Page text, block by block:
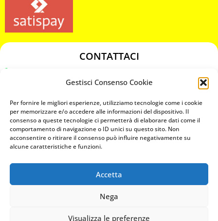
Gestisci Consenso Cookie
Per fornire le migliori esperienze, utilizziamo tecnologie come i cookie
per memorizzare e/o accedere alle informazioni del dispositivo. Il
consenso a queste tecnologie ci permetterà di elaborare dati come il
comportamento di navigazione o ID unici su questo sito. Non
acconsentire o ritirare il consenso può influire negativamente su
alcune caratteristiche e funzioni.
Accetta
Nega
Visualizza le preferenze
CONTATTACI
chiavicodificate@gmail.com
Privacy Policy
Cookie Policy
MAPS
CHIAMA ORA